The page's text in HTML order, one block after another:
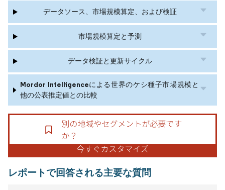
データソース、市場規模算定、および検証
市場規模算定と予測
データ検証と更新サイクル
Mordor Intelligenceによる世界のケシ種子市場規模と
他の公表推定値との比較
レポートで回答される主要な質問